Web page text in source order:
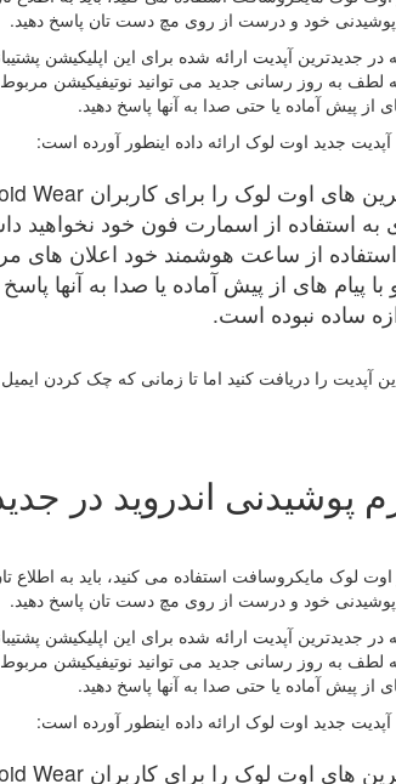
پوشیدنی خود و درست از روی مچ دست تان پاسخ دهید.
به روز رسانی جدید می توانید نوتیفیکیشن
از پیش آماده یا حتی صدا به آنها پاسخ دهید.
جدید اوت لوک ارائه داده اینطور آورده است:
به استفاده از اسمارت فون خود
استفاده از ساعت هوشمند خود اعلان های
با پیام های از پیش آماده یا صدا به آنها
ساده نبوده است.
این آپدیت را دریافت کنید اما تا زمانی که چک کردن
پوشیدنی اندروید در
لوک مایکروسافت استفاده می کنید، باید به اطلاع
پوشیدنی خود و درست از روی مچ دست تان پاسخ دهید.
به روز رسانی جدید می توانید نوتیفیکیشن
از پیش آماده یا حتی صدا به آنها پاسخ دهید.
جدید اوت لوک ارائه داده اینطور آورده است: